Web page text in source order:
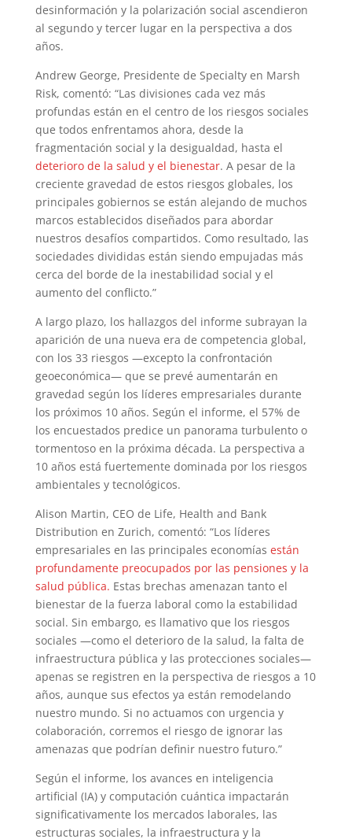
desinformación y la polarización social ascendieron
al segundo y tercer lugar en la perspectiva a dos
años.
Andrew George, Presidente de Specialty en Marsh
Risk, comentó: “Las divisiones cada vez más
profundas están en el centro de los riesgos sociales
que todos enfrentamos ahora, desde la
fragmentación social y la desigualdad, hasta el
deterioro de la salud y el bienestar. A pesar de la
creciente gravedad de estos riesgos globales, los
principales gobiernos se están alejando de muchos
marcos establecidos diseñados para abordar
nuestros desafíos compartidos. Como resultado, las
sociedades divididas están siendo empujadas más
cerca del borde de la inestabilidad social y el
aumento del conflicto.”
A largo plazo, los hallazgos del informe subrayan la
aparición de una nueva era de competencia global,
con los 33 riesgos —excepto la confrontación
geoeconómica— que se prevé aumentarán en
gravedad según los líderes empresariales durante
los próximos 10 años. Según el informe, el 57% de
los encuestados predice un panorama turbulento o
tormentoso en la próxima década. La perspectiva a
10 años está fuertemente dominada por los riesgos
ambientales y tecnológicos.
Alison Martin, CEO de Life, Health and Bank
Distribution en Zurich, comentó: “Los líderes
empresariales en las principales economías están
profundamente preocupados por las pensiones y la
salud pública. Estas brechas amenazan tanto el
bienestar de la fuerza laboral como la estabilidad
social. Sin embargo, es llamativo que los riesgos
sociales —como el deterioro de la salud, la falta de
infraestructura pública y las protecciones sociales—
apenas se registren en la perspectiva de riesgos a 10
años, aunque sus efectos ya están remodelando
nuestro mundo. Si no actuamos con urgencia y
colaboración, corremos el riesgo de ignorar las
amenazas que podrían definir nuestro futuro.”
Según el informe, los avances en inteligencia
artificial (IA) y computación cuántica impactarán
significativamente los mercados laborales, las
estructuras sociales, la infraestructura y la